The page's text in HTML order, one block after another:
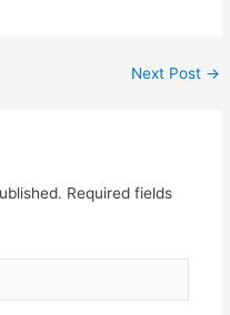
Next Post →
Required fields